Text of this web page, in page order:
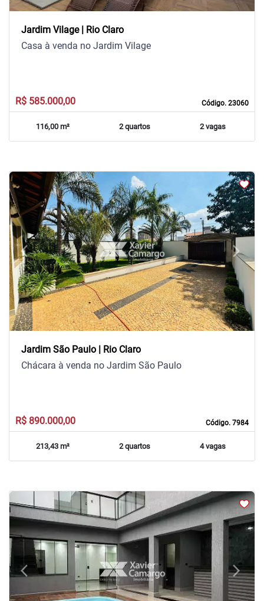
Jardim Vilage | Rio Claro
Código. 23060
Casa à venda no Jardim Vilage
R$ 585.000,00
116,00 m² 2 quartos 2 vagas
arrow_back_iosPrevious arrow_forward_ios
Next
Jardim São Paulo | Rio Claro
Código. 7984
Chácara à venda no Jardim São Paulo
R$ 890.000,00
213,43 m² 2 quartos 4 vagas
arrow_back_iosPrevious arrow_forward_iosNext